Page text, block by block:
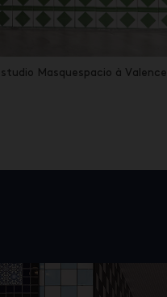
studio Masquespacio à Valence